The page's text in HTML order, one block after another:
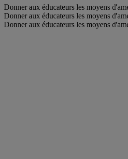
Donner aux éducateurs les moyens
Donner aux éducateurs les moyens
Donner aux éducateurs les moyens